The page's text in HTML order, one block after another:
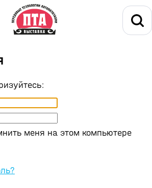
меня на этом компьютере